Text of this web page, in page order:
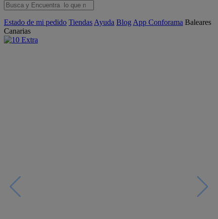
Estado de mi pedido Tiendas Ayuda Blog App Conforama Baleares
Canarias